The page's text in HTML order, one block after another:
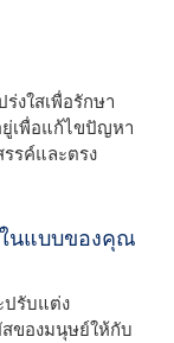
งใสเพื่อรักษา
ยู่เพื่อแก้ไขปัญหา
รรค์และตรง
นแบบของคุณ
ปรับแต่ง
ของมนุษย์ให้กับ